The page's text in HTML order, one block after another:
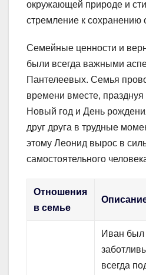
окружающей природе и
стремление к
Семейные ценности и
были всегда важными
Пантелеевых. Семья
времени вместе, празднуя
Новый год и День
друг друга в трудные
этому Леонид вырос в
самостоятельного
Отношения
в семье
Иван
всегда